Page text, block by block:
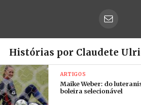
Histórias por Claudete
ARTIGOS
Maike Weber: do
boleira selecionável